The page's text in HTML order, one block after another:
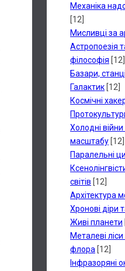
Механіка
[12]
Мисливці за
Астропоезія
філософія [12]
Базари,
Галактик [12]
Космічні
Холодні
масштабу [12]
Паралельні
світів [12]
Архітектура
Хронові діри
Живі планети
Металеві
флора [12]
Інфразоряні